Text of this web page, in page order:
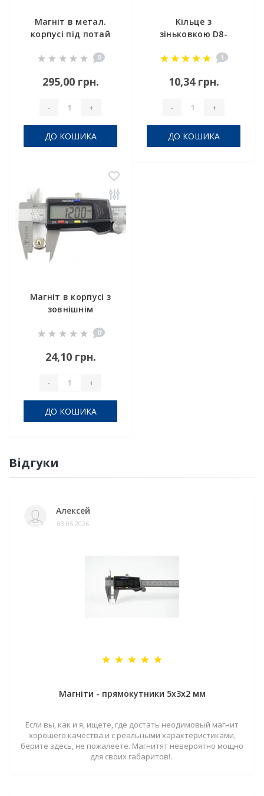
Магніт в метал.
корпусі під потай
0
295,00 грн.
- +
ДО КОШИКА
Кільце з
зіньковкою D8-
1
10,34 грн.
- +
ДО КОШИКА
Магніт в корпусі з
зовнішнім
0
24,10 грн.
- +
ДО КОШИКА
Відгуки
Алексей
03.05.2026
Магніти - прямокутники 5x3x2 мм
Если вы, как и я, ищете, где достать неодимовый магнит
хорошего качества и с реальными характеристиками,
берите здесь, не пожалеете. Магнитят невероятно мощно
для своих габаритов!..